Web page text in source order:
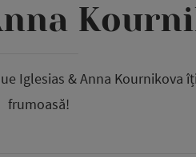
Iglesias & Anna Kournikova
frumoasă!